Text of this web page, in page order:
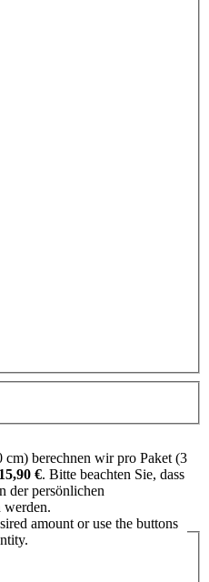
berechnen wir pro Paket (3
15,90 €. Bitte beachten Sie, dass
der persönlichen
werden.
amount or use the buttons